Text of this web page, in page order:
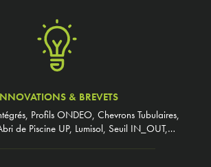
& BREVETS
Profils ONDEO, Chevrons Tubulaires,
de Piscine UP, Lumisol, Seuil IN_OUT,…